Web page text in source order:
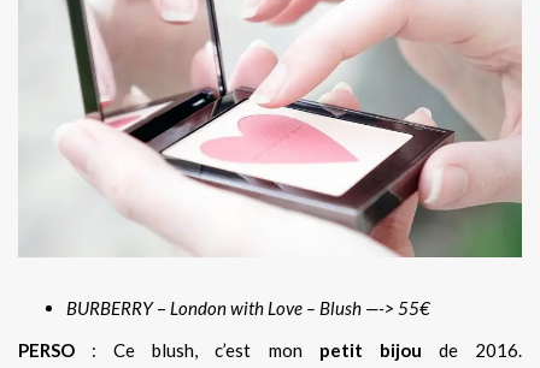
BURBERRY– London with Love – Blush —-> 55€
PERSO : Ce blush, c’est mon petit bijou de 2016.